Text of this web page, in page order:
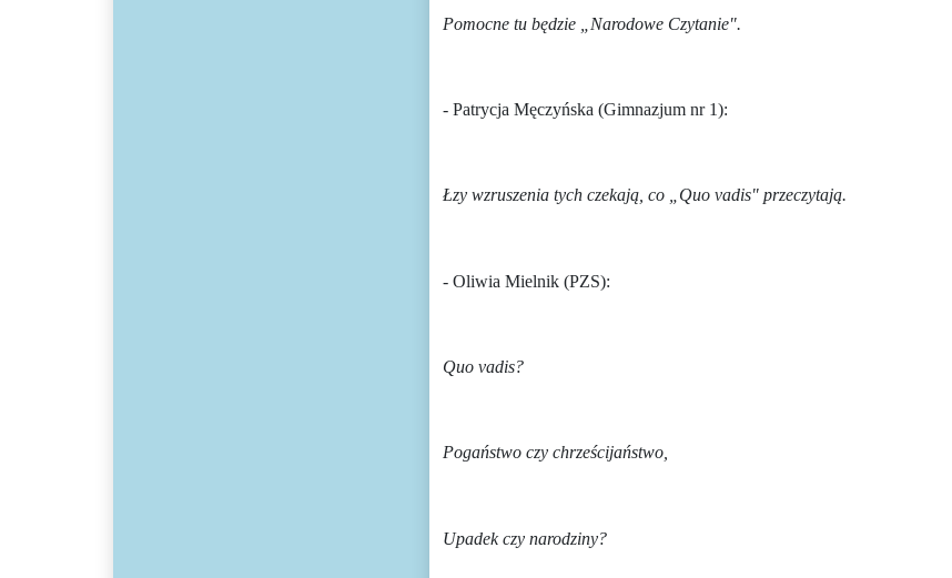
Pomocne tu będzie „Narodowe Czytanie".
- Patrycja Męczyńska (Gimnazjum nr 1):
Łzy wzruszenia tych czekają, co „Quo vadis" przeczytają.
- Oliwia Mielnik (PZS):
Quo vadis?
Pogaństwo czy chrześcijaństwo,
Upadek czy narodziny?